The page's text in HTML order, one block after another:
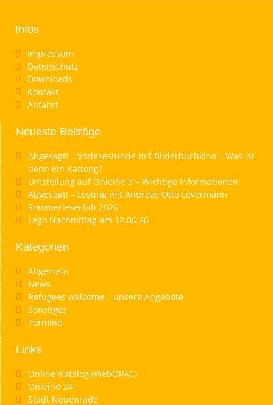
Infos
Impressum
Datenschutz
Downloads
Kontakt
Anfahrt
Neueste Beiträge
Abgesagt! – Vorlesestunde mit Bilderbuchkino – Was ist
denn ein Kattong?
Umstellung auf Onleihe 3 – Wichtige Informationen
Abgesagt! – Lesung mit Andreas Otto Levermann
Sommerleseclub 2026
Lego Nachmittag am 12.06.26
Kategorien
Allgemein
News
Refugees welcome – unsere Angebote
Sonstiges
Termine
Links
Online-Katalog (WebOPAC)
Onleihe 24
Stadt Neuenrade